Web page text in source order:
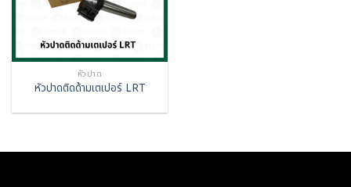
หัวปาด
หัวปาดติดด้ามเตเปอร์ LRT